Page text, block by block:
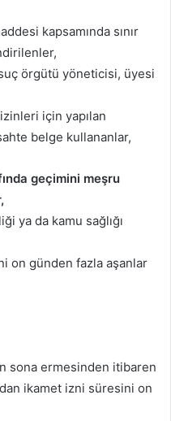
kapsamında sınır
örgütü yöneticisi, üyesi
için yapılan
belge kullananlar,
geçimini meşru
ya da kamu sağlığı
on günden fazla aşanlar
sona ermesinden itibaren
ikamet izni süresini on